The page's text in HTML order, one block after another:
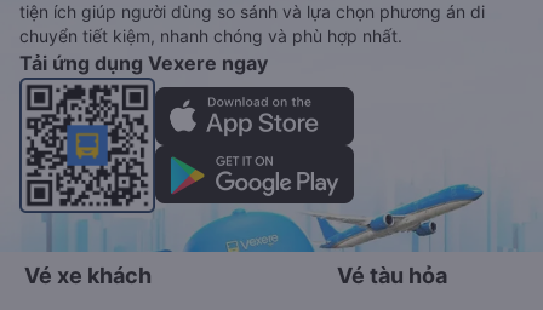
tiện ích giúp người dùng so sánh và lựa chọn phương án di
chuyển tiết kiệm, nhanh chóng và phù hợp nhất.
Tải ứng dụng Vexere ngay
Vé xe khách Vé tàu hỏa